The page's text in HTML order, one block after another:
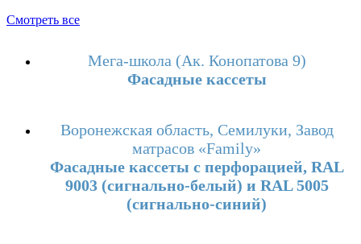
Смотреть все
Мега-школа (Ак. Конопатова 9)
Фасадные кассеты
Воронежская область, Семилуки, Завод
матрасов «Family»
Фасадные кассеты с перфорацией, RAL
9003 (сигнально-белый) и RAL 5005
(сигнально-синий)